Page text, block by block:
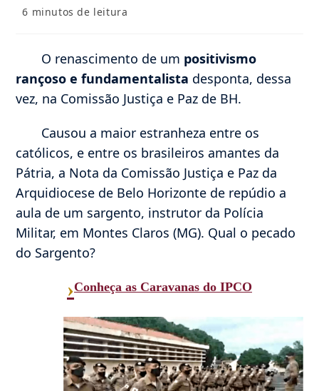
Tempo
6 minutos de leitura
O renascimento de um positivismo
rançoso e fundamentalista desponta, dessa
vez, na Comissão Justiça e Paz de BH.
Causou a maior estranheza entre os
católicos, e entre os brasileiros amantes da
Pátria, a Nota da Comissão Justiça e Paz da
Arquidiocese de Belo Horizonte de repúdio a
aula de um sargento, instrutor da Polícia
Militar, em Montes Claros (MG). Qual o pecado
do Sargento?
›Conheça as Caravanas do IPCO